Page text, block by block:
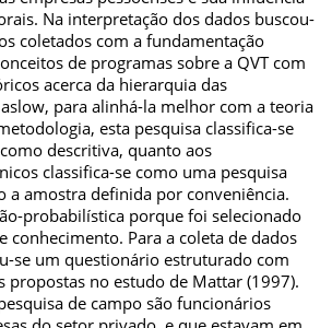
Na interpretação dos dados buscou-
coletados com a fundamentação
de programas sobre a QVT com
acerca da hierarquia das
para alinhá-la melhor com a teoria
esta pesquisa classifica-se
descritiva, quanto aos
classifica-se como uma pesquisa
a amostra definida por conveniência.
probabilística porque foi selecionado
conhecimento. Para a coleta de dados
se um questionário estruturado com
propostas no estudo de Mattar (1997).
de campo são funcionários